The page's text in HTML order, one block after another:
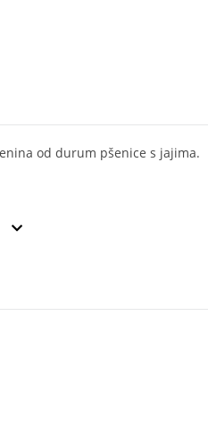
od durum pšenice s jajima.